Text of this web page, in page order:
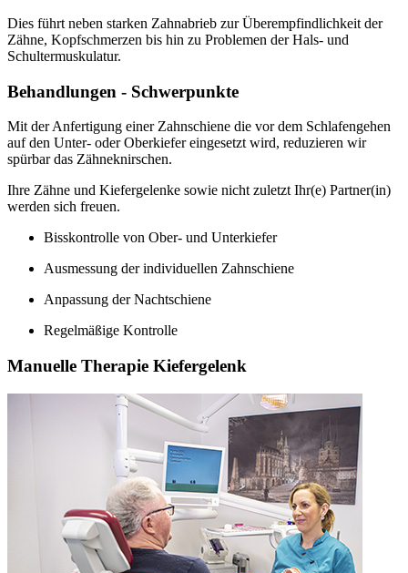
Dies führt neben starken Zahnabrieb zur Überempfindlichkeit der
Zähne, Kopfschmerzen bis hin zu Problemen der Hals- und
Schultermuskulatur.
Behandlungen - Schwerpunkte
Mit der Anfertigung einer Zahnschiene die vor dem Schlafengehen
auf den Unter- oder Oberkiefer eingesetzt wird, reduzieren wir
spürbar das Zähneknirschen.
Ihre Zähne und Kiefergelenke sowie nicht zuletzt Ihr(e) Partner(in)
werden sich freuen.
Bisskontrolle von Ober- und Unterkiefer
Ausmessung der individuellen Zahnschiene
Anpassung der Nachtschiene
Regelmäßige Kontrolle
Manuelle Therapie Kiefergelenk